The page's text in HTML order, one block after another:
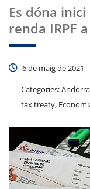
Es dóna
renda IRPF
6 de maig de 2021
Categories:
tax treaty,